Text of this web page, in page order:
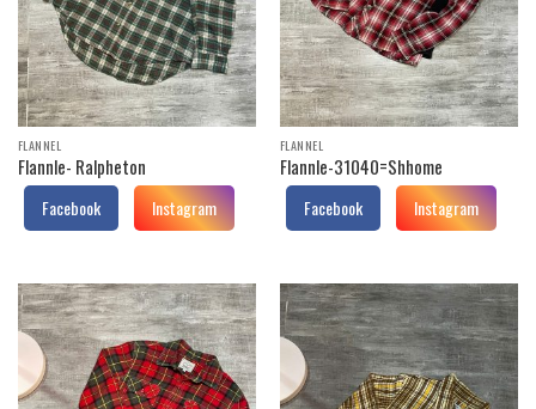
FLANNEL
Flannle- Ralpheton
Facebook Instagram
FLANNEL
Flannle-31040=Shhome
Facebook Instagram